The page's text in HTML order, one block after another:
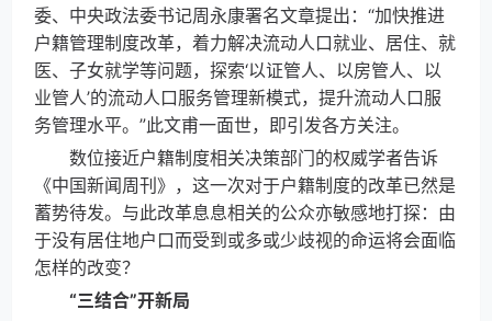
委、中央政法委书记周永康署名文章提出：“加快推进
户籍管理制度改革，着力解决流动人口就业、居住、就
医、子女就学等问题，探索‘以证管人、以房管人、以
业管人’的流动人口服务管理新模式，提升流动人口服
务管理水平。”此文甫一面世，即引发各方关注。
数位接近户籍制度相关决策部门的权威学者告诉
《中国新闻周刊》，这一次对于户籍制度的改革已然是
蓄势待发。与此改革息息相关的公众亦敏感地打探：由
于没有居住地户口而受到或多或少歧视的命运将会面临
怎样的改变？
“三结合”开新局